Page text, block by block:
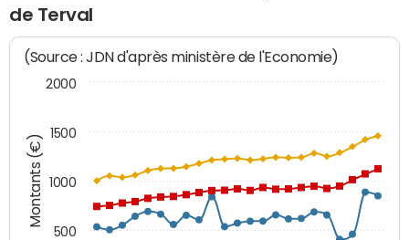
de Terval
Montants (€)
(Source : JDN d'après ministère de l'Economie)
500
1000
1500
2000